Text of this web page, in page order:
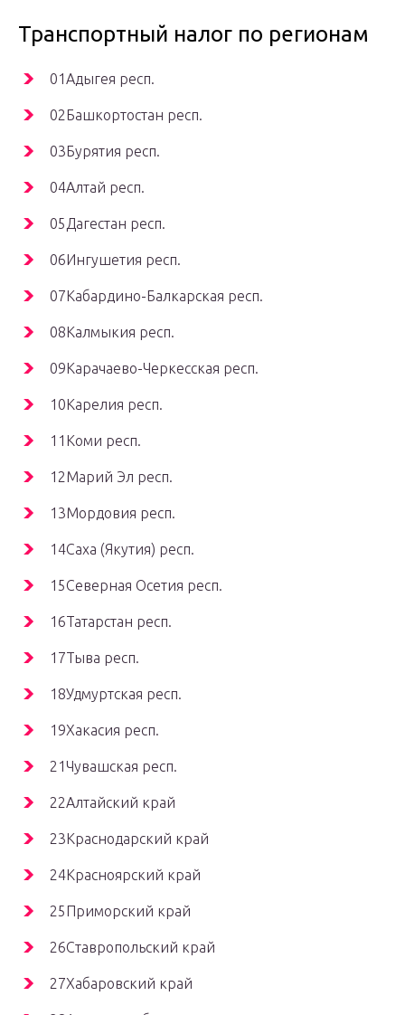
Транспортный налог по регионам
01Адыгея респ.
02Башкортостан респ.
03Бурятия респ.
04Алтай респ.
05Дагестан респ.
06Ингушетия респ.
07Кабардино-Балкарская респ.
08Калмыкия респ.
09Карачаево-Черкесская респ.
10Карелия респ.
11Коми респ.
12Марий Эл респ.
13Мордовия респ.
14Саха (Якутия) респ.
15Северная Осетия респ.
16Татарстан респ.
17Тыва респ.
18Удмуртская респ.
19Хакасия респ.
21Чувашская респ.
22Алтайский край
23Краснодарский край
24Красноярский край
25Приморский край
26Ставропольский край
27Хабаровский край